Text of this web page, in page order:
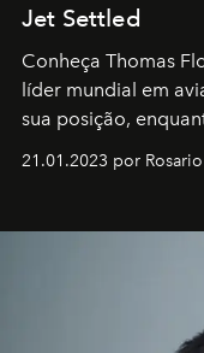
Jet Settled
Conheça Thomas
líder mundial em
sua posição,
em rápida
21.01.2023 por